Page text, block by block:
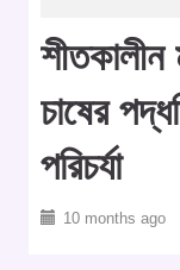
শীতকালীন
চাষের
পরিচর্যা
10 months ago